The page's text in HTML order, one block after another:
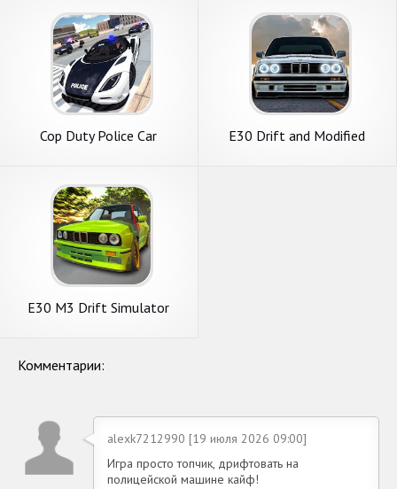
Cop Duty Police Car
E30 Drift and Modified
E30 M3 Drift Simulator
Комментарии:
alexk7212990 [19 июля 2026 09:00]
Игра просто топчик, дрифтовать на
полицейской машине кайф!